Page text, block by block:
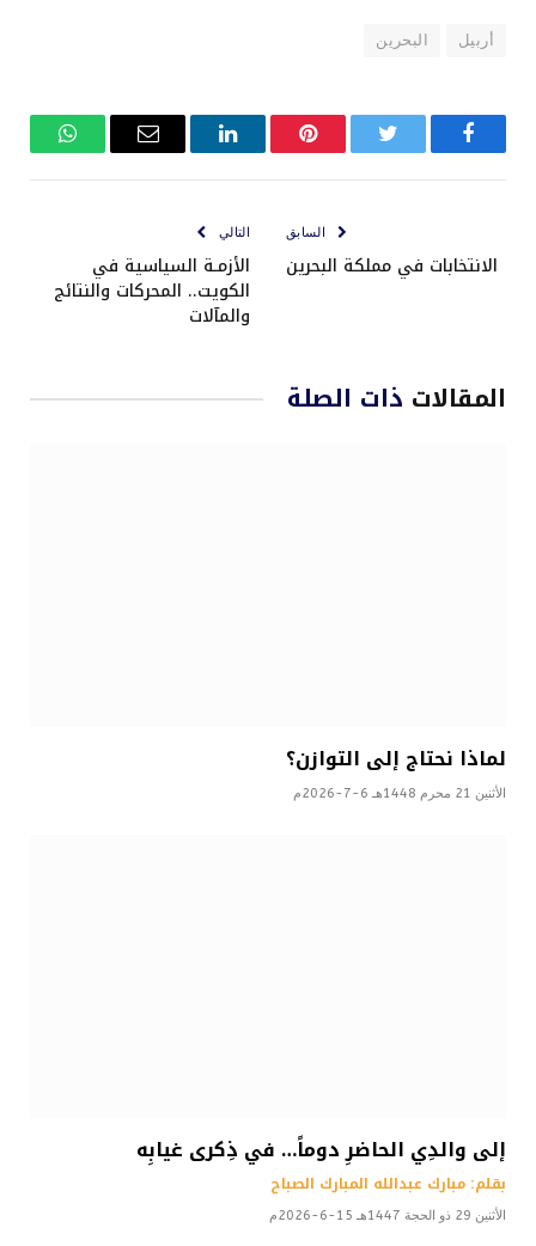
أربيل البحرين
فيسبوك تويتر بينتيريستلينكدإن
البريد
واتساب
السابق
الانتخابات في مملكة البحرين
التالي
الأزمـة السياسية في
الكويت.. المحركات والنتائج
والمآلات
المقالات ذات الصلة
لماذا نحتاج إلى التوازن؟
الأثنين 21 محرم 1448هـ 6-7-2026م
إلى والدِي الحاضرِ دوماً… في ذِكرى غيابِه
بقلم: مبارك عبدالله المبارك الصباح
الأثنين 29 ذو الحجة 1447هـ 15-6-2026م